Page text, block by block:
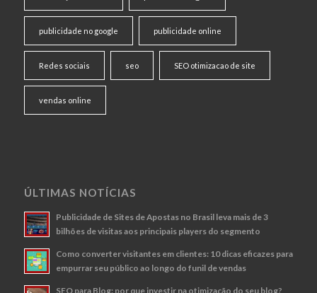
publicidade no google publicidade online
Redes sociais seo SEO otimizacao de site
vendas online
ÚLTIMAS NOTÍCIAS
Publicidade de Sites de Apostas no Brasil leva mais de 3
bilhões de visitas aos principais players do segmento
Como converter visitantes em clientes: 10 dicas eficazes para
empurrar seu público ao longo do funil de vendas
SEO para Blog: por que investir na otimização do seu blog?